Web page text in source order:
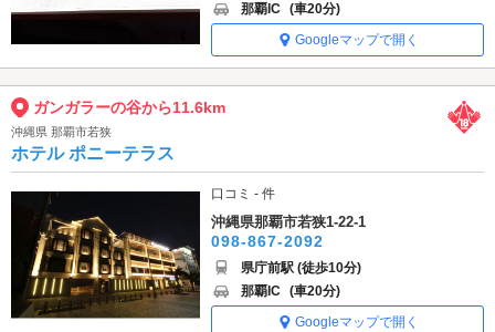
那覇IC (車20分)
Googleマップで開く
ガンガラーの谷から11.6km
沖縄県 那覇市若狭
ホテル ポニーテラス
口コミ - 件
沖縄県那覇市若狭1-22-1
098-867-2092
県庁前駅 (徒歩10分)
那覇IC (車20分)
Googleマップで開く